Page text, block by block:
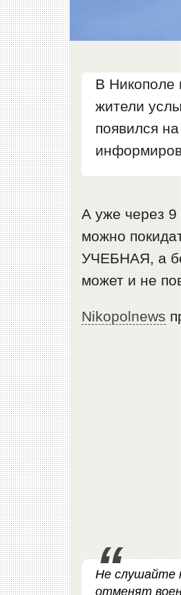
В Никополе
жители
появился
А уже через 9
можно
УЧЕБНАЯ, а
может и не
Nikopolnews
Не слушайте
отменят